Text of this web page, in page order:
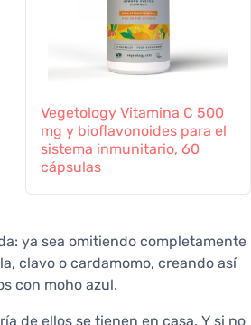
Vegetology Vitamina C 500
mg y bioflavonoides para el
sistema inmunitario, 60
cápsulas
ya sea omitiendo completamente
clavo o cardamomo, creando así
con moho azul.
de ellos se tienen en casa. Y si no